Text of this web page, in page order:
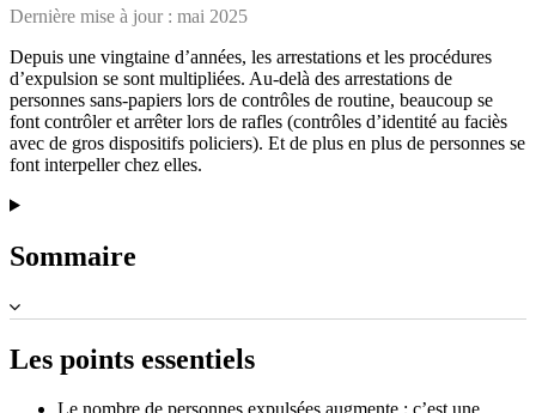
Dernière mise à jour : mai 2025
Depuis une vingtaine d’années, les arrestations et les procédures
d’expulsion se sont multipliées. Au-delà des arrestations de
personnes sans-papiers lors de contrôles de routine, beaucoup se
font contrôler et arrêter lors de rafles (contrôles d’identité au faciès
avec de gros dispositifs policiers). Et de plus en plus de personnes se
font interpeller chez elles.
Sommaire
Les points essentiels